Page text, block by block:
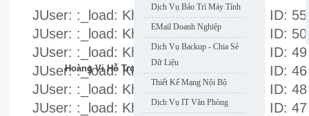
Dịch Vụ Bảo Trì Máy Tính
EMail Doanh Nghiệp
Dịch Vụ Backup - Chia Sẻ
Dữ Liệu
Thiết Kế Mạng Nội Bộ
Dịch Vụ IT Văn Phòng
JUser: :_load: Không thể nạp user với ID: 55
JUser: :_load: Không thể nạp user với ID: 50
JUser: :_load: Không thể nạp user với ID: 49
JUser: :_load: Không thể nạp user với ID: 46
JUser: :_load: Không thể nạp user với ID: 48
JUser: :_load: Không thể nạp user với ID: 47
Hoàng Vi Hỗ Trợ Nhanh